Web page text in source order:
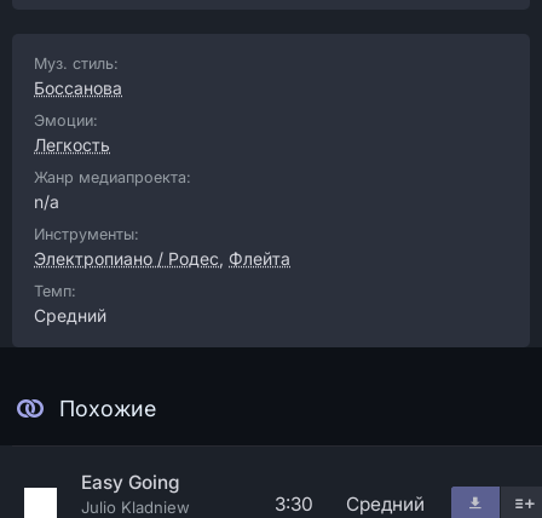
Муз. стиль:
Боссанова
Эмоции:
Легкость
Жанр медиапроекта:
n/a
Инструменты:
Электропиано / Родес, Флейта
Темп:
Средний
Похожие
Easy Going
Julio Kladniew
3:30 Средний